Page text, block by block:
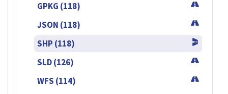
GPKG (118)
JSON (118)
SHP (118)
SLD (126)
WFS (114)